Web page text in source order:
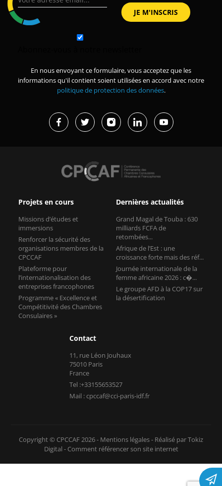
En nous envoyant ce formulaire, vous acceptez que les
informations qu'il contient soient utilisées en accord avec notre
politique de protection des données.
Projets en cours
Missions d’études et
immersions
Renforcer la sécurité des
organisations membres de la
CPCCAF
Plateforme pour
l’internationalisation des
entreprises francophones
Programme « Excellence et
Compétitivité des Chambres
Consulaires »
Dernières actualités
Grand Magal de Touba : 630
milliards FCFA de
retombées...
Afrique de l’Est : une
croissance forte mais des réf...
Journée internationale de la
femme africaine 2026 : c�...
Le groupe AFD à la COP17 sur
la désertification
Contact
11, rue Léon Jouhaux
75010 Paris
France
Tel :+33155653527
Mail : cpccaf@cci-paris-idf.fr
Copyright © CPCCAF 2026 - Mentions légales- Réalisé par Tokiz
Digital - Comment référencer son site internet